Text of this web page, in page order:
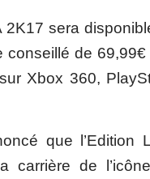
2K17 sera
conseillé de
Xbox 360,
que l’Edition
carrière de